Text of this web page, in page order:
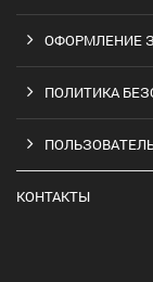
ОФОРМЛЕНИЕ
ПОЛИТИКА
КОНТАКТЫ